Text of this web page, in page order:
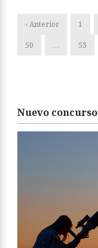
‹ Anterior 1
50 … 53
Nuevo concurso